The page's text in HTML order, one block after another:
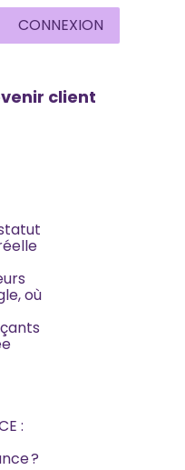
CONNEXION
client
où
:
?